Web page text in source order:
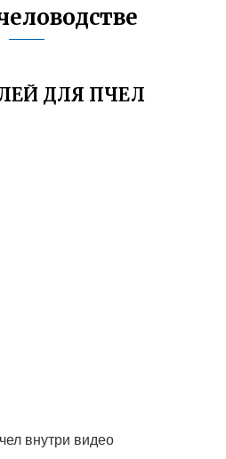
ДЛЯ ПЧЕЛ
внутри видео